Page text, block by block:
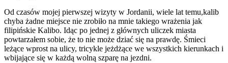
Od czasów mojej pierwszej wizyty w Jordanii, wiele lat temu,kalib
chyba żadne miejsce nie zrobiło na mnie takiego wrażenia jak
filipińskie Kalibo. Idąc po jednej z głównych uliczek miasta
powtarzałem sobie, że to nie może dziać się na prawdę. Śmieci
leżące wprost na ulicy, tricykle jeżdżące we wszystkich kierunkach i
wbijające się w każdą wolną szparę na jezdni.